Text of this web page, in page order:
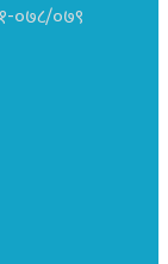
०७८/०७९